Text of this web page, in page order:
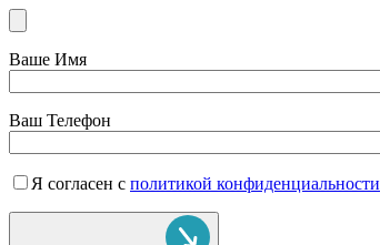
Ваше Имя
Ваш Телефон
Я согласен с политикой конфиденциальности